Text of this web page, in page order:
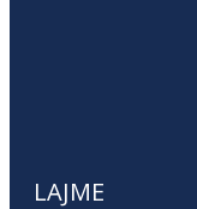
LAJME